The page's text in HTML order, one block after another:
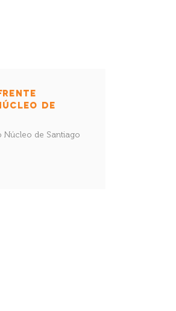
DE
de Santiago